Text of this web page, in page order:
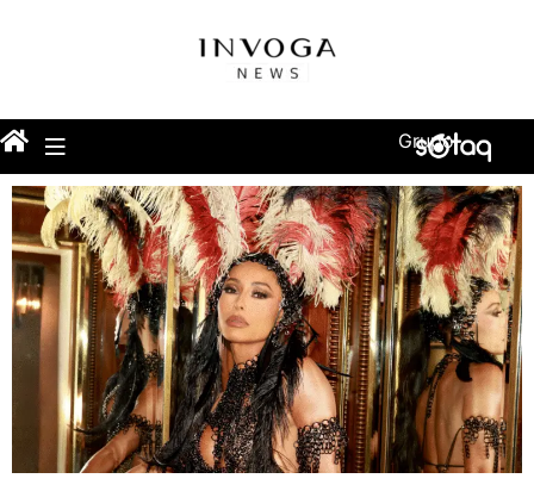
Grupo